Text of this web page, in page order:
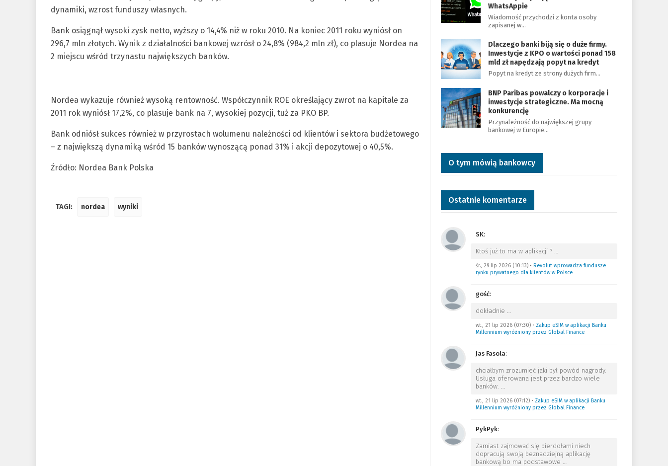
dynamiki, wzrost funduszy własnych.
Bank osiągnął wysoki zysk netto, wyższy o 14,4% niż w roku 2010. Na koniec 2011 roku wyniósł on
296,7 mln złotych. Wynik z działalności bankowej wzrósł o 24,8% (984,2 mln zł), co plasuje Nordea na
2 miejscu wśród trzynastu największych banków.
Nordea wykazuje również wysoką rentowność. Współczynnik ROE określający zwrot na kapitale za
2011 rok wyniósł 17,2%, co plasuje bank na 7, wysokiej pozycji, tuż za PKO BP.
Bank odniósł sukces również w przyrostach wolumenu należności od klientów i sektora budżetowego
– z największą dynamiką wśród 15 banków wynoszącą ponad 31% i akcji depozytowej o 40,5%.
Źródło: Nordea Bank Polska
TAGI: nordea wyniki
WhatsAppie
Wiadomość przychodzi z konta osoby
zapisanej w…
Dlaczego banki biją się o duże firmy.
Inwestycje z KPO o wartości ponad 158
mld zł napędzają popyt na kredyt
Popyt na kredyt ze strony dużych firm…
BNP Paribas powalczy o korporacje i
inwestycje strategiczne. Ma mocną
konkurencję
Przynależność do największej grupy
bankowej w Europie…
O tym mówią bankowcy
Ostatnie komentarze
SK:
Ktoś już to ma w aplikacji ? …
śr., 29 lip 2026 (10:13)• Revolut wprowadza fundusze
rynku prywatnego dla klientów w Polsce
gość:
dokładnie …
wt., 21 lip 2026 (07:30)• Zakup eSIM w aplikacji Banku
Millennium wyróżniony przez Global Finance
Jas Fasola:
chciałbym zrozumieć jaki był powód nagrody.
Usługa oferowana jest przez bardzo wiele
banków. …
wt., 21 lip 2026 (07:12)• Zakup eSIM w aplikacji Banku
Millennium wyróżniony przez Global Finance
PykPyk:
Zamiast zajmować się pierdołami niech
dopracują swoją beznadziejną aplikację
bankową bo ma podstawowe …